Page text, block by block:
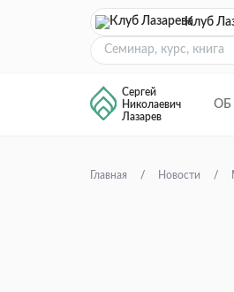
Клуб
Сергей
Николаевич
Лазарев
ОБ
Главная Новости